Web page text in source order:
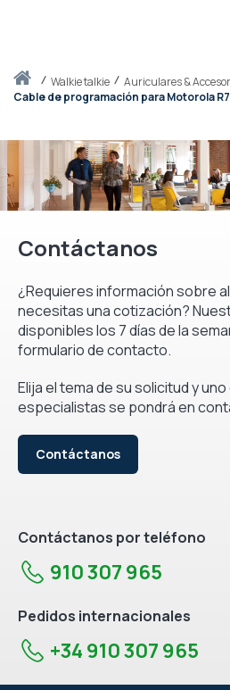
Inicio walkie talkie Auriculares &
Cable de programación para Motorola
Contáctanos
¿Requieres información sobre
necesitas una cotización?
disponibles los 7 días de la
formulario de contacto.
Elija el tema de su solicitud y
especialistas se pondrá en
Contáctanos
Contáctanos por teléfono
910 307 965
Pedidos internacionales
+34 910 307 965